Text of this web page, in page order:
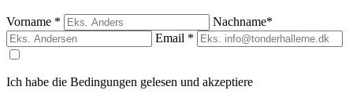
Vorname *
Nachname*
Email *
Ich habe die Bedingungen gelesen und akzeptiere